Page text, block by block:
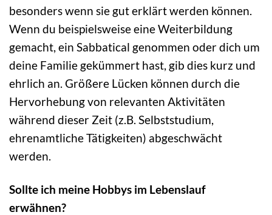
besonders wenn sie gut erklärt werden können.
Wenn du beispielsweise eine Weiterbildung
gemacht, ein Sabbatical genommen oder dich um
deine Familie gekümmert hast, gib dies kurz und
ehrlich an. Größere Lücken können durch die
Hervorhebung von relevanten Aktivitäten
während dieser Zeit (z.B. Selbststudium,
ehrenamtliche Tätigkeiten) abgeschwächt
werden.
Sollte ich meine Hobbys im Lebenslauf
erwähnen?